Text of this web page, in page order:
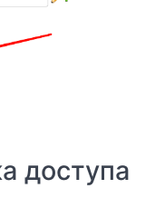
доступа